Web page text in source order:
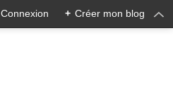
Connexion + Créer mon blog